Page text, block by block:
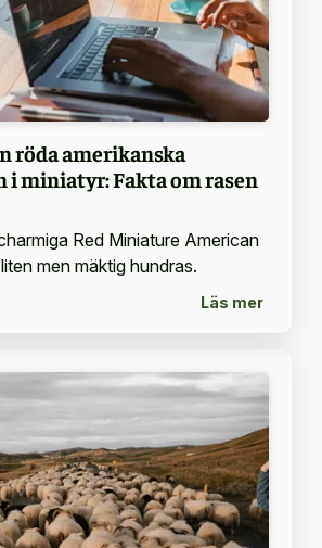
röda amerikanska
i miniatyr: Fakta om rasen
Red Miniature American
men mäktig hundras.
Läs mer